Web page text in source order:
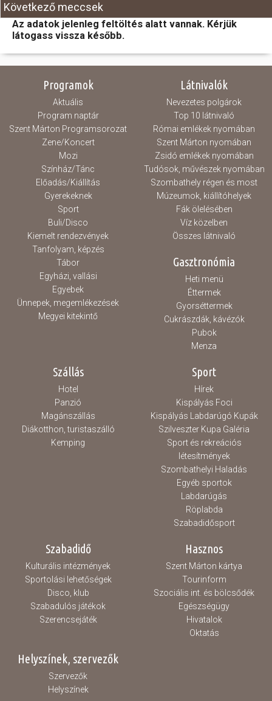
Következő meccsek
Az adatok jelenleg feltöltés alatt vannak. Kérjük
látogass vissza később.
Programok
Aktuális
Program naptár
Szent Márton Programsorozat
Zene/Koncert
Mozi
Színház/Tánc
Előadás/Kiállítás
Gyerekeknek
Sport
Buli/Disco
Kiemelt rendezvények
Tanfolyam, képzés
Tábor
Egyházi, vallási
Egyebek
Ünnepek, megemlékezések
Megyei kitekintő
Látnivalók
Nevezetes polgárok
Top 10 látnivaló
Római emlékek nyomában
Szent Márton nyomában
Zsidó emlékek nyomában
Tudósok, művészek nyomában
Szombathely régen és most
Múzeumok, kiállítóhelyek
Fák ölelésében
Víz közelben
Összes látnivaló
Gasztronómia
Heti menü
Éttermek
Gyorséttermek
Cukrászdák, kávézók
Pubok
Menza
Szállás
Hotel
Panzió
Magánszállás
Diákotthon, turistaszálló
Kemping
Sport
Hírek
Kispályás Foci
Kispályás Labdarúgó Kupák
Szilveszter Kupa Galéria
Sport és rekreációs
létesítmények
Szombathelyi Haladás
Egyéb sportok
Labdarúgás
Röplabda
Szabadidősport
Szabadidő
Kulturális intézmények
Sportolási lehetőségek
Disco, klub
Szabadulós játékok
Szerencsejáték
Hasznos
Szent Márton kártya
Tourinform
Szociális int. és bölcsődék
Egészségügy
Hivatalok
Oktatás
Helyszínek, szervezők
Szervezők
Helyszínek